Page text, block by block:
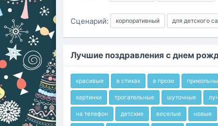
Сценарий: корпоративный для детского
Лучшие поздравления с днем
красивые в стихах в прозе
картинки трогательные шуточные
на телефон детские веселые новые